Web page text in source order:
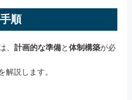
順
、 計画的な準備と体制構築が必
解説します。